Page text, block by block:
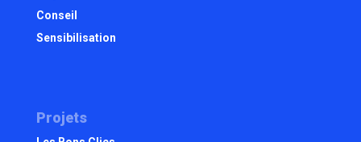
Conseil
Sensibilisation
Projets